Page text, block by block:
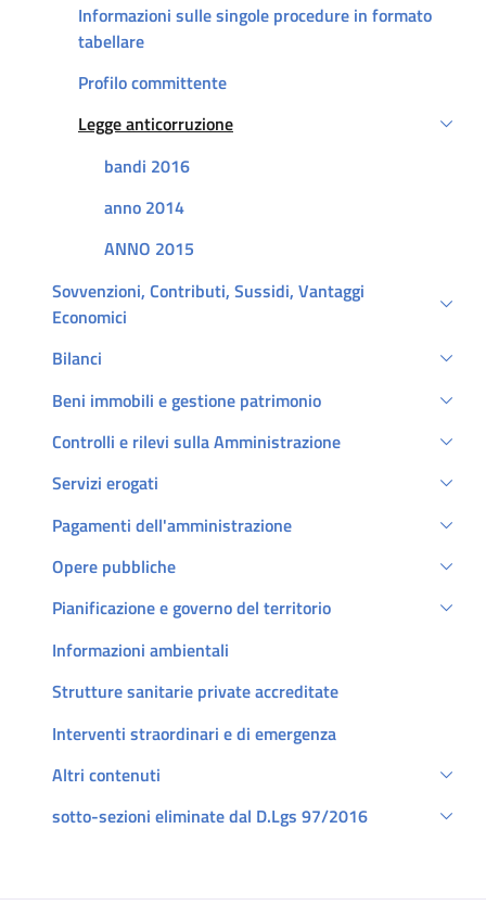
Informazioni sulle singole procedure in formato
tabellare
Profilo committente
Legge anticorruzione
Attivo
bandi 2016
anno 2014
ANNO 2015
Sovvenzioni, Contributi, Sussidi, Vantaggi
Economici
Bilanci
Beni immobili e gestione patrimonio
Controlli e rilevi sulla Amministrazione
Servizi erogati
Pagamenti dell'amministrazione
Opere pubbliche
Pianificazione e governo del territorio
Informazioni ambientali
Strutture sanitarie private accreditate
Interventi straordinari e di emergenza
Altri contenuti
sotto-sezioni eliminate dal D.Lgs 97/2016